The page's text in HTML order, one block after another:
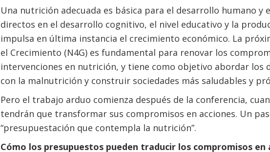
Una nutrición adecuada es básica para el desarrollo humano y
directos en el desarrollo cognitivo, el nivel educativo y la
impulsa en última instancia el crecimiento económico. La
el Crecimiento (N4G) es fundamental para renovar los
intervenciones en nutrición, y tiene como objetivo abordar los
con la malnutrición y construir sociedades más saludables y
Pero el trabajo arduo comienza después de la conferencia,
tendrán que transformar sus compromisos en acciones. Un
“presupuestación que contempla la nutrición”.
Cómo los presupuestos pueden traducir los compromisos en